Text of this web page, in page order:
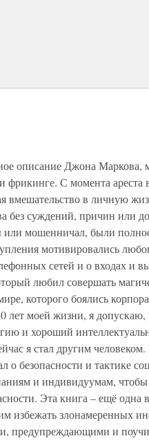
описание Джона Маркова,
С момента ареста
вмешательство в личную
суждений, причин или
или мошенничал, были
мотивировались
сетей и о входах и
любил совершать
которого боялись
лет моей жизни, я допускаю,
и хороший
я стал другим
о безопасности и тактике
и индивидуумам,
Эта книга – ещё одна
избежать злонамеренных
предупреждающими и